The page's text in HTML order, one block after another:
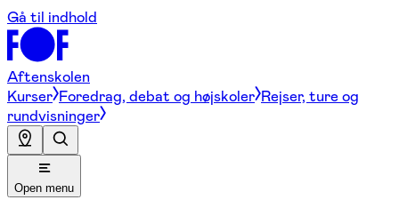
Gå til indhold
Aftenskolen
Kurser Foredrag, debat og højskoler Rejser, ture og
rundvisninger
Open menu